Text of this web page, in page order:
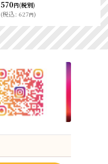
(税込: 918円)